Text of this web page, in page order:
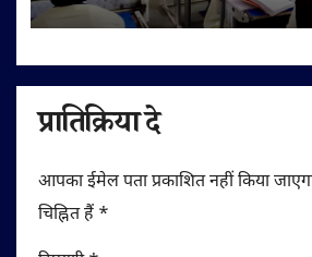
प्रातिक्रिया दे
आपका ईमेल पता प्रकाशित नहीं किया
चिह्नित हैं *